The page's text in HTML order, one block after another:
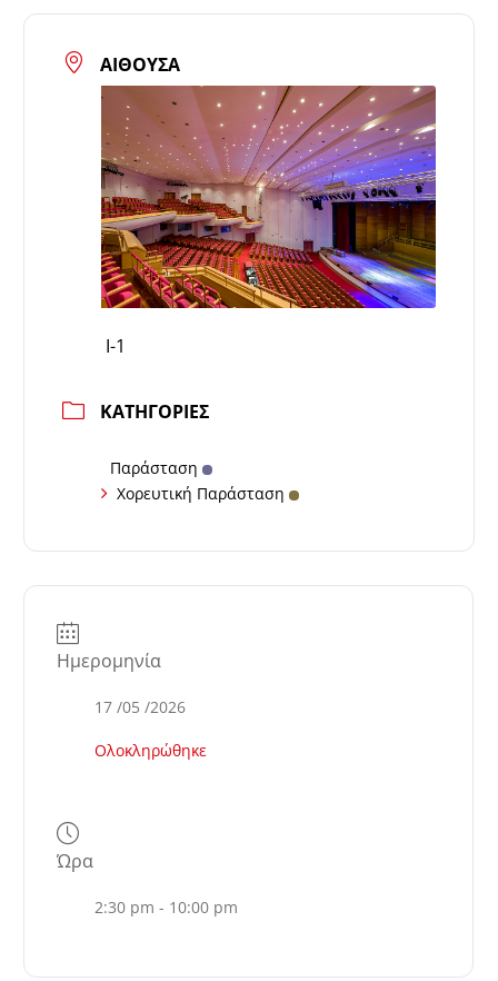
ΑΊΘΟΥΣΑ
Ι-1
ΚΑΤΗΓΟΡΊΕΣ
Παράσταση
Χορευτική Παράσταση
Ημερομηνία
17 /05 /2026
Ολοκληρώθηκε
Ώρα
2:30 pm - 10:00 pm